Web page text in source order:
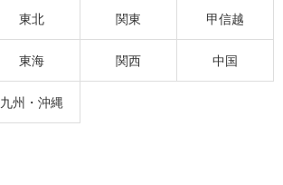
東北 関東 甲信越
東海 関西 中国
九州・沖縄